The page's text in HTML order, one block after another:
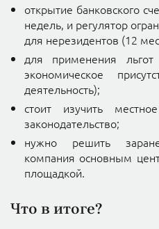
открытие банковского
недель, и регулятор
для нерезидентов (12
для применения льгот
экономическое
деятельность);
стоит изучить
законодательство;
нужно решить
компания основным
площадкой.
Что в итоге?